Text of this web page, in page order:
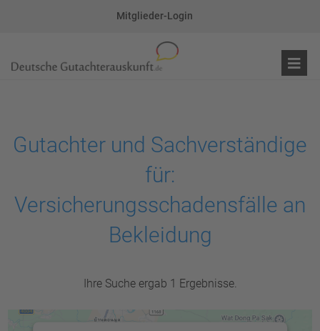
Mitglieder-Login
Gutachter und Sachverständige
für:
Versicherungsschadensfälle an
Bekleidung
Ihre Suche ergab 1 Ergebnisse.